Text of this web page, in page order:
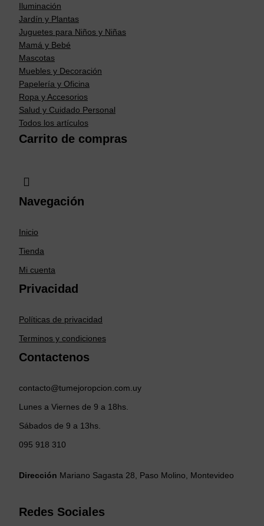
Iluminación
Jardín y Plantas
Juguetes para Niños y Niñas
Mamá y Bebé
Mascotas
Muebles y Decoración
Papelería y Oficina
Ropa y Accesorios
Salud y Cuidado Personal
Todos los artículos
Carrito de compras
Navegación
Inicio
Tienda
Mi cuenta
Privacidad
Políticas de privacidad
Terminos y condiciones
Contactenos
contacto@tumejoropcion.com.uy
Lunes a Viernes de 9 a 18hs.
Sábados de 9 a 13hs.
095 918 310
Dirección Mariano Sagasta 28, Paso Molino, Montevideo
Redes Sociales